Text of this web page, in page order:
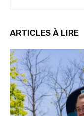
ARTICLES À LIRE